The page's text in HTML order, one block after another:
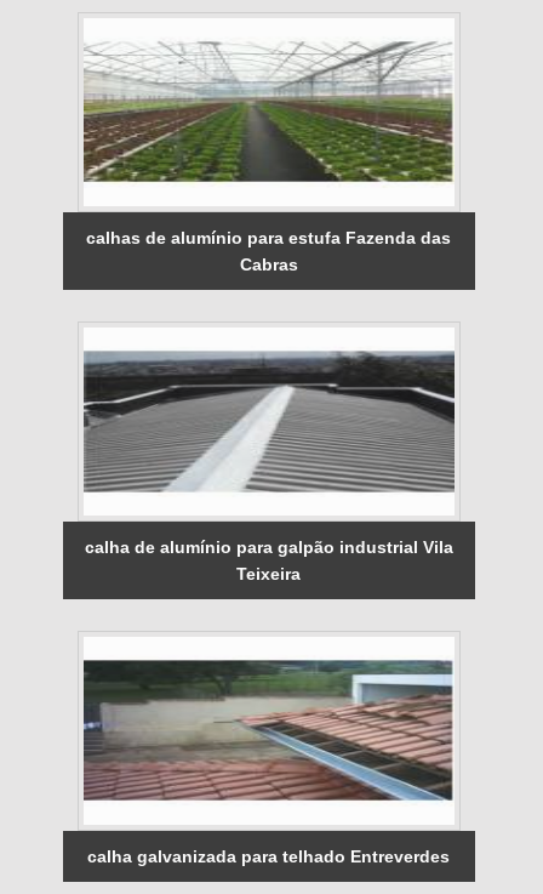
calhas de alumínio para estufa Fazenda das
Cabras
calha de alumínio para galpão industrial Vila
Teixeira
calha galvanizada para telhado Entreverdes